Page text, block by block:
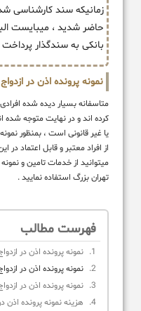
زمانیکه سند کارشناسی
حاضر شدید ، میبایست
بانکی به سندگذار
نمونه پرونده اذن در
متاسفانه بسیار دیده شده
کرده اند و در نهایت متوجه شده
یا غیر قانونی است ، بمنظور
از افراد معتبر و قابل اعتماد
میتوانید از خدمات تامین و
تهران بزرگ استفاده نمایید .
فهرست مطالب
نمونه پرونده اذن در
نمونه پرونده اذن در
نمونه پرونده اذن در
هزینه نمونه پرونده اذن